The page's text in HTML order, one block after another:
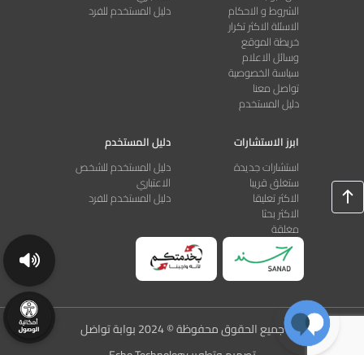
الشروط و الاحكام
الاسئلة الاكثر تكرار
خريطة الموقع
وسائل الاعلام
سياسة الخصوصية
تواصل معنا
دليل المستخدم
دليل المستخدم للفرد
ابرز الاستشارات
استشارات جديدة
ستغلق قريبا
الاكثر تعليقا
الاكثر بحثا
مغلقة
دليل المستخدم
دليل المستخدم للشخص
الاعتباري
دليل المستخدم للفرد
جميع الحقوق محفوظة © 2024 بوابة تواصَل